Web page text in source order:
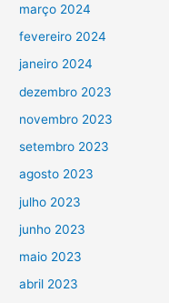
março 2024
fevereiro 2024
janeiro 2024
dezembro 2023
novembro 2023
setembro 2023
agosto 2023
julho 2023
junho 2023
maio 2023
abril 2023